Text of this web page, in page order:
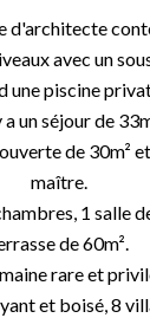
d'architecte
avec un
une piscine
un séjour de
de 30m²
maître.
1 salle
de 60m².
rare et
et boisé, 8